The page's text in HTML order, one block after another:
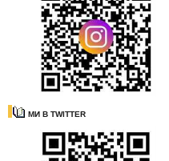
МИ В TWITTER